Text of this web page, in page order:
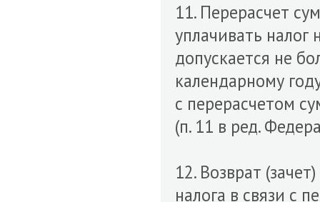
11. Перерасчет
уплачивать налог
допускается не
календарному
с перерасчетом
(п. 11 в ред.
12. Возврат
налога в связи с